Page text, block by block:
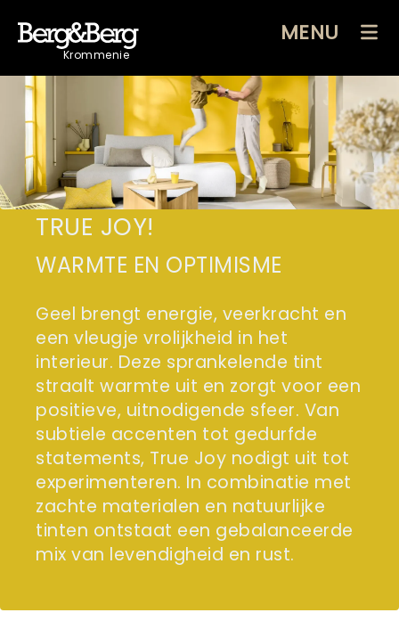
Krommenie
MENU
TRUE JOY!
WARMTE EN OPTIMISME
Geel brengt energie, veerkracht en
een vleugje vrolijkheid in het
interieur. Deze sprankelende tint
straalt warmte uit en zorgt voor een
positieve, uitnodigende sfeer. Van
subtiele accenten tot gedurfde
statements, True Joy nodigt uit tot
experimenteren. In combinatie met
zachte materialen en natuurlijke
tinten ontstaat een gebalanceerde
mix van levendigheid en rust.